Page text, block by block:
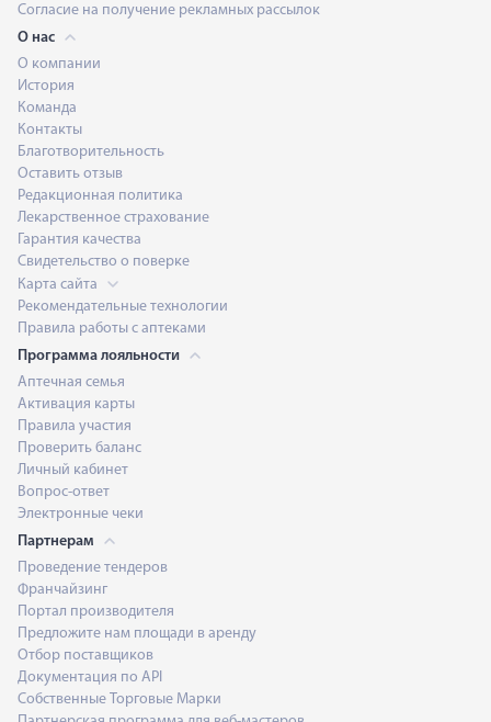
Согласие на получение рекламных рассылок
О нас
О компании
История
Команда
Контакты
Благотворительность
Оставить отзыв
Редакционная политика
Лекарственное страхование
Гарантия качества
Свидетельство о поверке
Карта сайта
Рекомендательные технологии
Правила работы с аптеками
Программа лояльности
Аптечная семья
Активация карты
Правила участия
Проверить баланс
Личный кабинет
Вопрос-ответ
Электронные чеки
Партнерам
Проведение тендеров
Франчайзинг
Портал производителя
Предложите нам площади в аренду
Отбор поставщиков
Документация по API
Собственные Торговые Марки